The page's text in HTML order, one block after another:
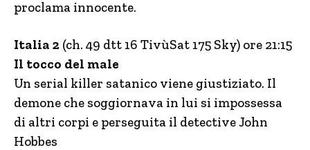
proclama innocente.
Italia 2 (ch. 49 dtt 16 TivùSat 175 Sky) ore 21:15
Il tocco del male
Un serial killer satanico viene giustiziato. Il
demone che soggiornava in lui si impossessa
di altri corpi e perseguita il detective John
Hobbes